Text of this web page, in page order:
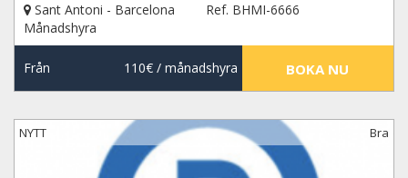
Sant Antoni - Barcelona
Ref. BHMI-6666
Månadshyra
Från 110€/ månadshyra BOKA NU
NYTT Bra